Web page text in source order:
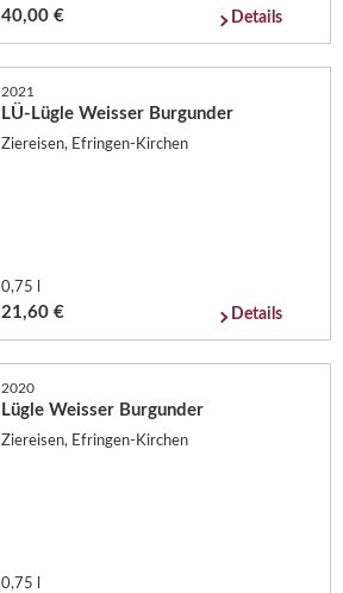
40,00 € Details
2021
LÜ-Lügle Weisser Burgunder
Ziereisen, Efringen-Kirchen
0,75 l
21,60 € Details
2020
Lügle Weisser Burgunder
Ziereisen, Efringen-Kirchen
0,75 l